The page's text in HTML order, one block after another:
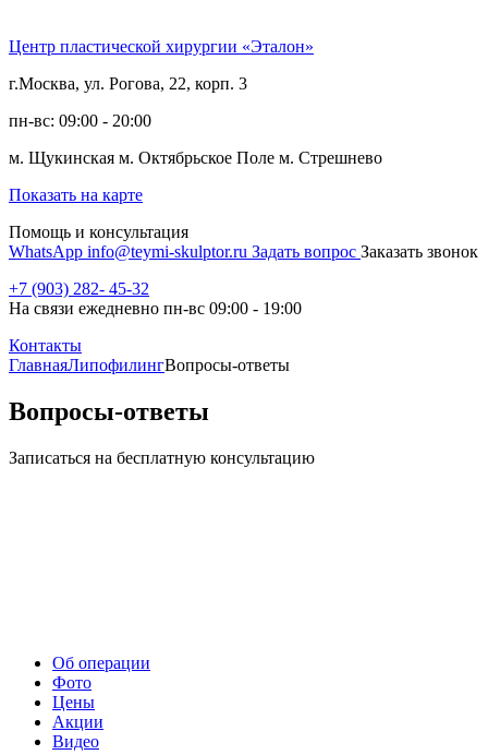
Центр пластической хирургии «Эталон»
г.Москва, ул. Рогова, 22, корп. 3
пн-вс: 09:00 - 20:00
м. Щукинская м. Октябрьское Поле м. Стрешнево
Показать на карте
Помощь и консультация
WhatsApp info@teymi-skulptor.ru Задать вопрос Заказать звонок
+7 (903) 282- 45-32
На связи ежедневно пн-вс 09:00 - 19:00
Контакты
ГлавнаяЛипофилингВопросы-ответы
Вопросы-ответы
Записаться на бесплатную консультацию
Об операции
Фото
Цены
Акции
Видео